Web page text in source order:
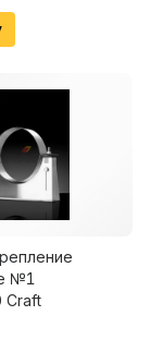
№1